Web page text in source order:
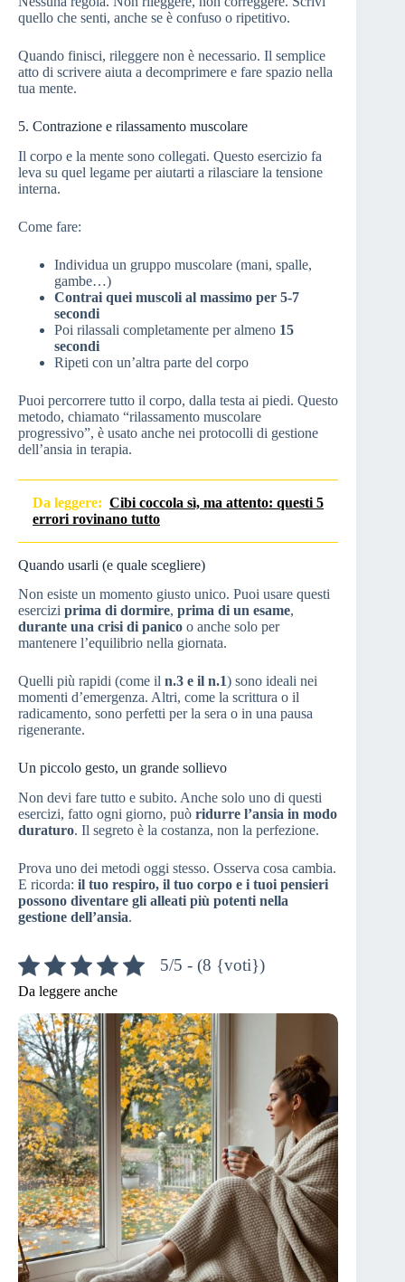
quello che senti, anche se è confuso o ripetitivo.
Quando finisci, rileggere non è necessario. Il semplice
atto di scrivere aiuta a decomprimere e fare spazio nella
tua mente.
5. Contrazione e rilassamento muscolare
Il corpo e la mente sono collegati. Questo esercizio fa
leva su quel legame per aiutarti a rilasciare la tensione
interna.
Come fare:
Individua un gruppo muscolare (mani, spalle,
gambe…)
Contrai quei muscoli al massimo per 5-7
secondi
Poi rilassali completamente per almeno 15
secondi
Ripeti con un’altra parte del corpo
Puoi percorrere tutto il corpo, dalla testa ai piedi. Questo
metodo, chiamato “rilassamento muscolare
progressivo”, è usato anche nei protocolli di gestione
dell’ansia in terapia.
Da leggere: Cibi coccola sì, ma attento: questi 5
errori rovinano tutto
Quando usarli (e quale scegliere)
Non esiste un momento giusto unico. Puoi usare questi
esercizi prima di dormire, prima di un esame,
durante una crisi di panico o anche solo per
mantenere l’equilibrio nella giornata.
Quelli più rapidi (come il n.3 e il n.1) sono ideali nei
momenti d’emergenza. Altri, come la scrittura o il
radicamento, sono perfetti per la sera o in una pausa
rigenerante.
Un piccolo gesto, un grande sollievo
Non devi fare tutto e subito. Anche solo uno di questi
esercizi, fatto ogni giorno, può ridurre l’ansia in modo
duraturo. Il segreto è la costanza, non la perfezione.
Prova uno dei metodi oggi stesso. Osserva cosa cambia.
E ricorda: il tuo respiro, il tuo corpo e i tuoi pensieri
possono diventare gli alleati più potenti nella
gestione dell’ansia.
5/5 - (8 {voti})
Da leggere anche